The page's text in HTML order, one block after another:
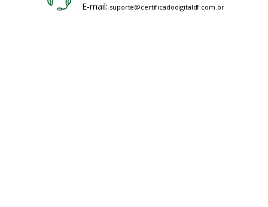
E-mail: suporte@certificadodigitaldf.com.br